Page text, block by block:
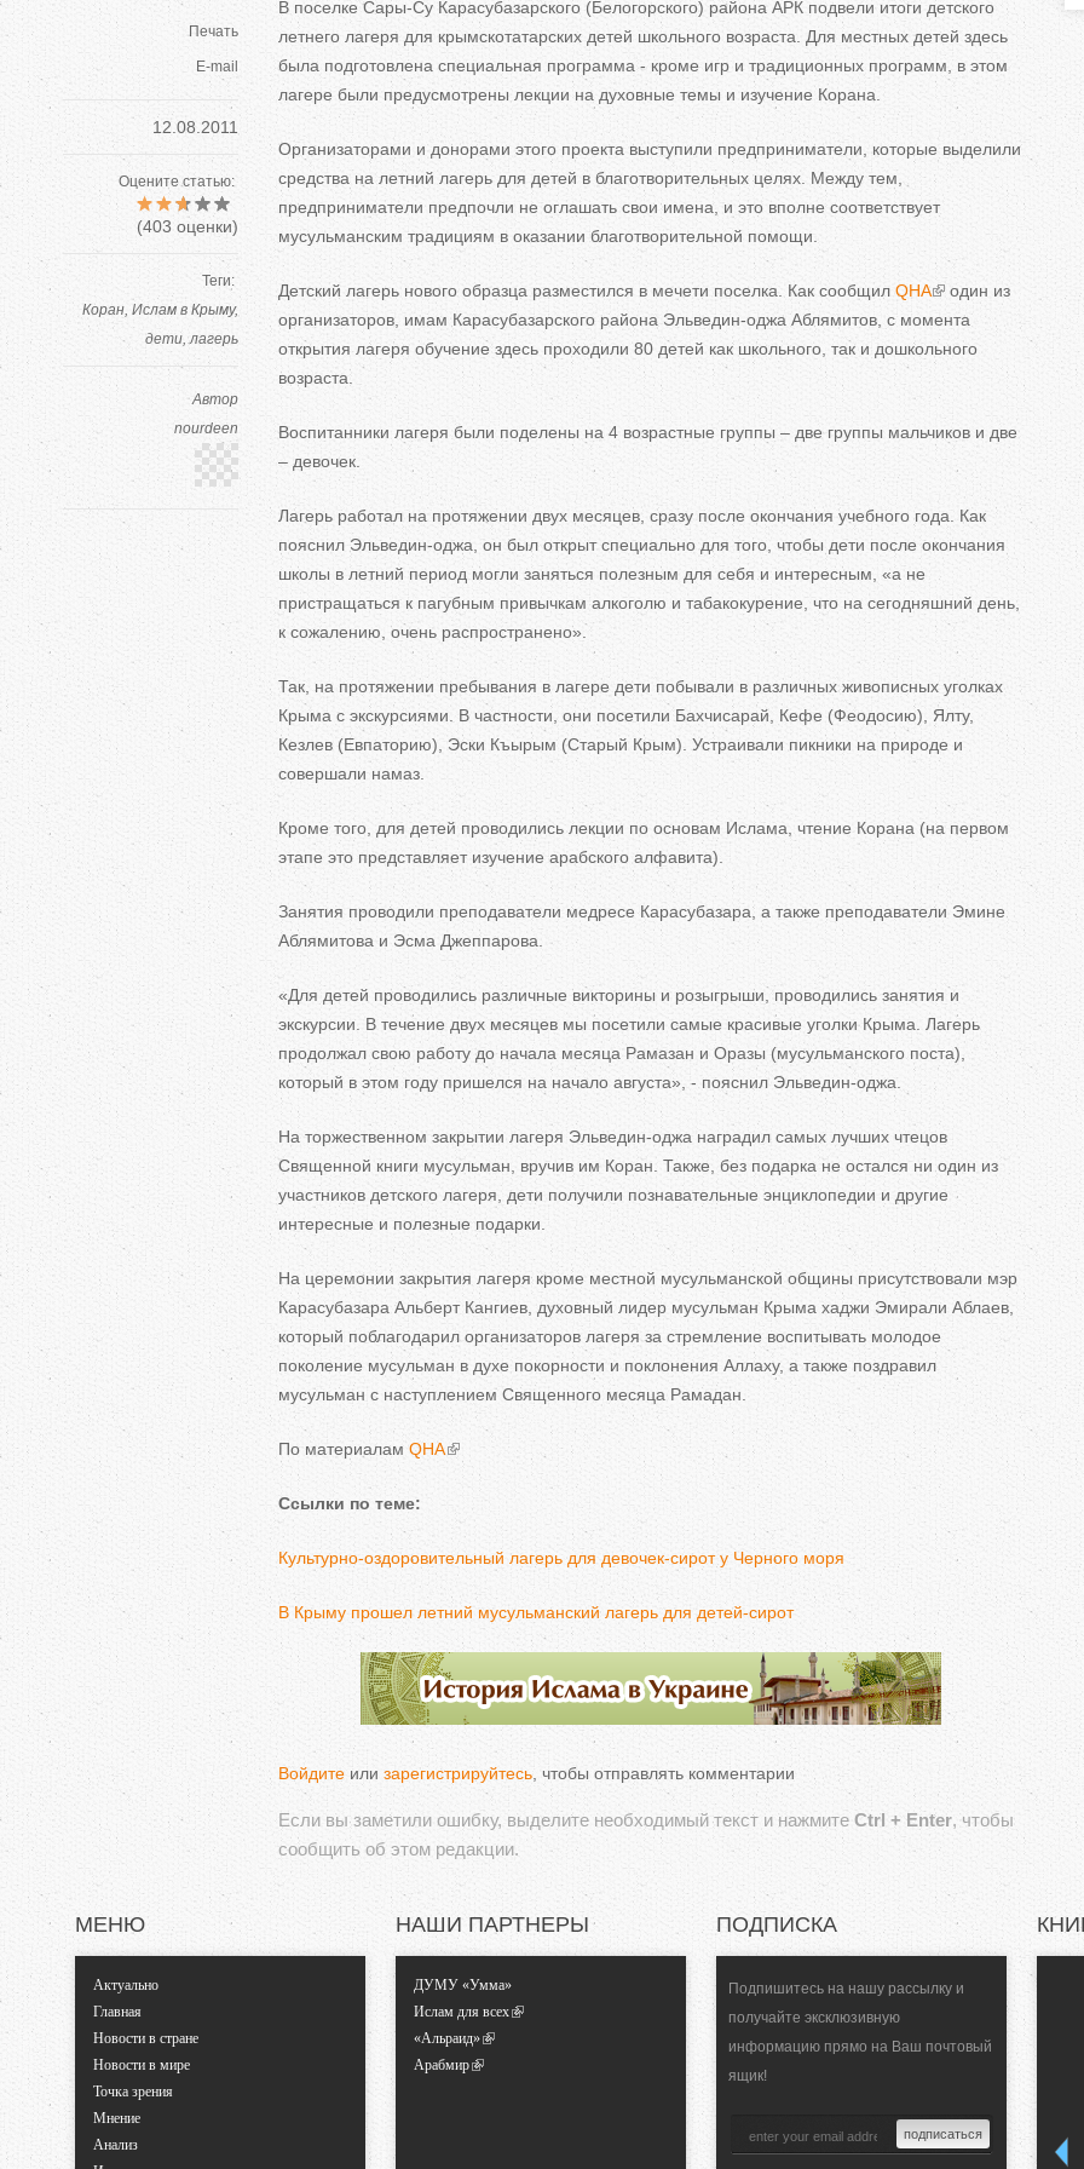
Печать
E-mail
12.08.2011
Оцените статью:
(403 оценки)
Теги:
Коран Ислам в Крыму
дети лагерь
Автор
nourdeen
В поселке Сары-Су Карасубазарского (Белогорского) района АРК подвели итоги детского
летнего лагеря для крымскотатарских детей школьного возраста. Для местных детей здесь
была подготовлена специальная программа - кроме игр и традиционных программ, в этом
лагере были предусмотрены лекции на духовные темы и изучение Корана.
Организаторами и донорами этого проекта выступили предприниматели, которые выделили
средства на летний лагерь для детей в благотворительных целях. Между тем,
предприниматели предпочли не оглашать свои имена, и это вполне соответствует
мусульманским традициям в оказании благотворительной помощи.
Детский лагерь нового образца разместился в мечети поселка. Как сообщил QHA
один из
организаторов, имам Карасубазарского района Эльведин-оджа Аблямитов, с момента
открытия лагеря обучение здесь проходили 80 детей как школьного, так и дошкольного
возраста.
Воспитанники лагеря были поделены на 4 возрастные группы – две группы мальчиков и две
– девочек.
Лагерь работал на протяжении двух месяцев, сразу после окончания учебного года. Как
пояснил Эльведин-оджа, он был открыт специально для того, чтобы дети после окончания
школы в летний период могли заняться полезным для себя и интересным, «а не
пристращаться к пагубным привычкам алкоголю и табакокурение, что на сегодняшний день,
к сожалению, очень распространено».
Так, на протяжении пребывания в лагере дети побывали в различных живописных уголках
Крыма с экскурсиями. В частности, они посетили Бахчисарай, Кефе (Феодосию), Ялту,
Кезлев (Евпаторию), Эски Къырым (Старый Крым). Устраивали пикники на природе и
совершали намаз.
Кроме того, для детей проводились лекции по основам Ислама, чтение Корана (на первом
этапе это представляет изучение арабского алфавита).
Занятия проводили преподаватели медресе Карасубазара, а также преподаватели Эмине
Аблямитова и Эсма Джеппарова.
«Для детей проводились различные викторины и розыгрыши, проводились занятия и
экскурсии. В течение двух месяцев мы посетили самые красивые уголки Крыма. Лагерь
продолжал свою работу до начала месяца Рамазан и Оразы (мусульманского поста),
который в этом году пришелся на начало августа», - пояснил Эльведин-оджа.
На торжественном закрытии лагеря Эльведин-оджа наградил самых лучших чтецов
Священной книги мусульман, вручив им Коран. Также, без подарка не остался ни один из
участников детского лагеря, дети получили познавательные энциклопедии и другие
интересные и полезные подарки.
На церемонии закрытия лагеря кроме местной мусульманской общины присутствовали мэр
Карасубазара Альберт Кангиев, духовный лидер мусульман Крыма хаджи Эмирали Аблаев,
который поблагодарил организаторов лагеря за стремление воспитывать молодое
поколение мусульман в духе покорности и поклонения Аллаху, а также поздравил
мусульман с наступлением Священного месяца Рамадан.
По материалам QHA
Ссылки по теме:
Культурно-оздоровительный лагерь для девочек-сирот у Черного моря
В Крыму прошел летний мусульманский лагерь для детей-сирот
Войдите или зарегистрируйтесь , чтобы отправлять комментарии
Если вы заметили ошибку, выделите необходимый текст и нажмите Ctrl + Enter, чтобы
сообщить об этом редакции.
ь
е
а
к
МЕНЮ
Актуально
Главная
Новости в стране
Новости в мире
Точка зрения
Мнение
Анализ
НАШИ ПАРТНЕРЫ
ДУМУ «Умма»
Ислам для всех
«Альраид»
Арабмир
ПОДПИСКА
Подпишитесь на нашу рассылку и
получайте эксклюзивную
информацию прямо на Ваш почтовый
ящик!